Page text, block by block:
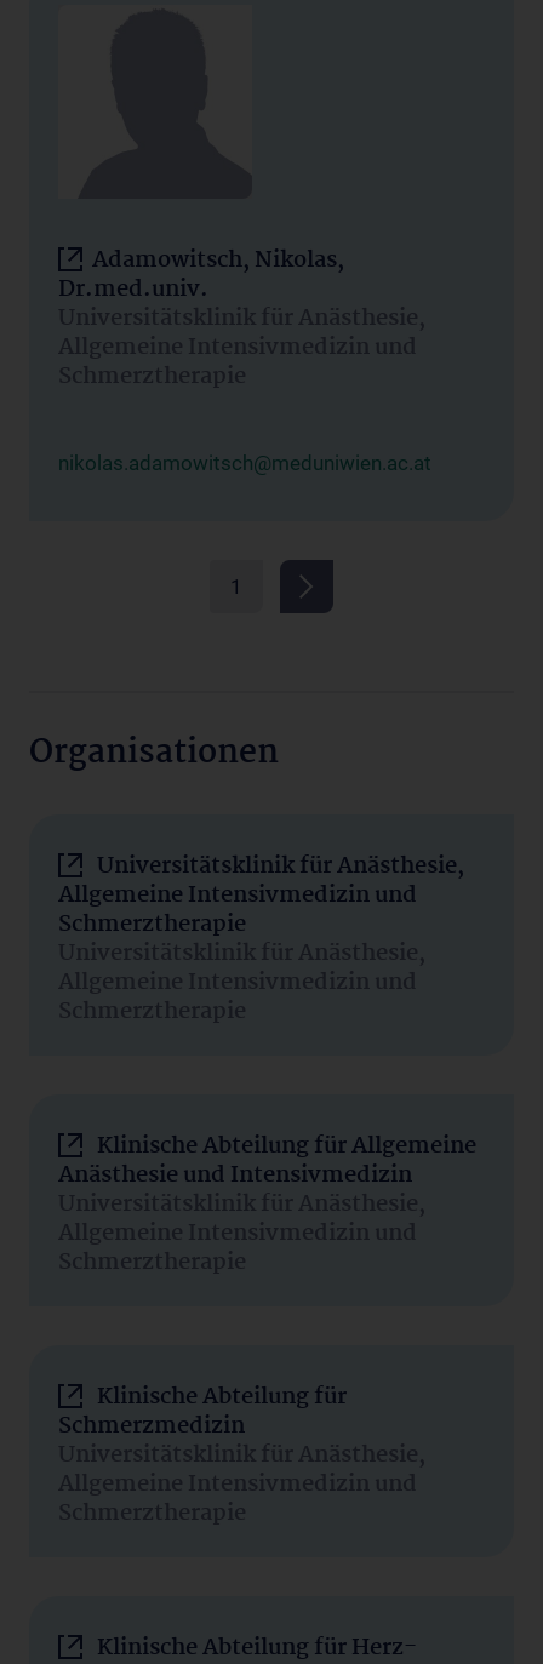
Adamowitsch, Nikolas,
Dr.med.univ.
Universitätsklinik für Anästhesie,
Allgemeine Intensivmedizin und
Schmerztherapie
nikolas.adamowitsch@meduniwien.ac.at
1
Organisationen
Universitätsklinik für Anästhesie,
Allgemeine Intensivmedizin und
Schmerztherapie
Universitätsklinik für Anästhesie,
Allgemeine Intensivmedizin und
Schmerztherapie
Klinische Abteilung für Allgemeine
Anästhesie und Intensivmedizin
Universitätsklinik für Anästhesie,
Allgemeine Intensivmedizin und
Schmerztherapie
Klinische Abteilung für
Schmerzmedizin
Universitätsklinik für Anästhesie,
Allgemeine Intensivmedizin und
Schmerztherapie
Klinische Abteilung für Herz-